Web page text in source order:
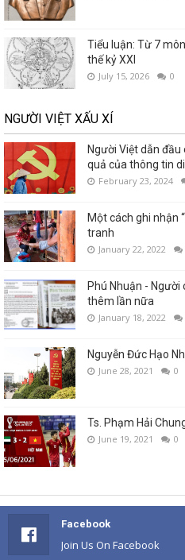
Tiểu luận: Từ 7
thế kỷ XXI
July 15, 2026 0
NGƯỜI VIỆT XẤU XÍ
Người Việt dẫn đầu
quả của thông tin
February 23, 2024
Một cách ghi nhận
tranh
January 22, 2022
Phú Nhuận - Người
thêm lần nữa
January 18, 2022
Nguyễn Đức Hạo
June 28, 2021 0
Ts. Phạm Hải
June 19, 2021 0
Facebook
Join Us On Facebook